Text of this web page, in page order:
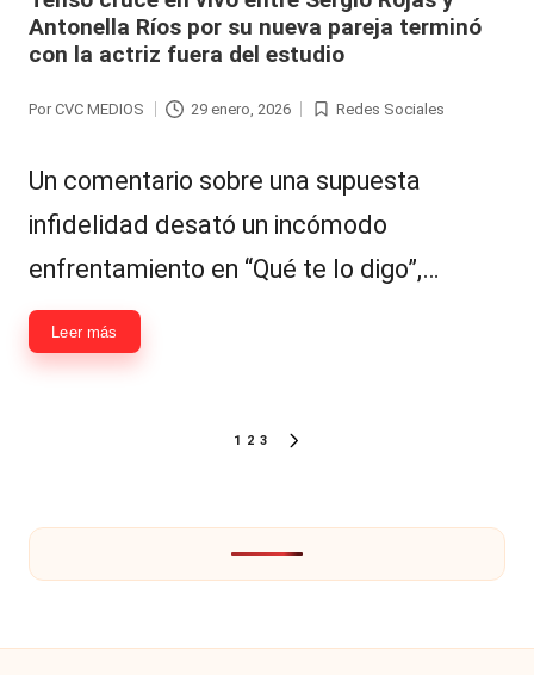
Antonella Ríos por su nueva pareja terminó
con la actriz fuera del estudio
Por CVC MEDIOS 29 enero, 2026
Publicada
Redes Sociales
Un comentario sobre una supuesta
infidelidad desató un incómodo
enfrentamiento en “Qué te lo digo”,…
Leer más
1 2 3